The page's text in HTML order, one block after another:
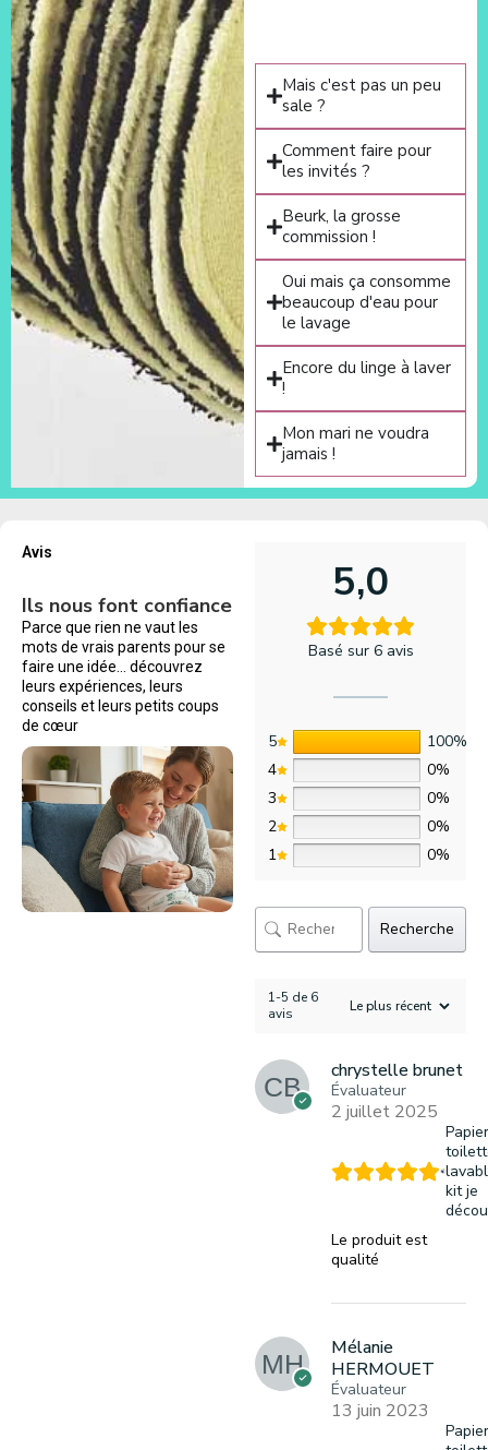
Mais c'est pas un peu
sale ?
Comment faire pour
les invités ?
Beurk, la grosse
commission !
Oui mais ça consomme
beaucoup d'eau pour
le lavage
Encore du linge à laver
!
Mon mari ne voudra
jamais !
Avis
Ils nous font confiance
Parce que rien ne vaut les
mots de vrais parents pour se
faire une idée… découvrez
leurs expériences, leurs
conseils et leurs petits coups
de cœur
5,0
Basé sur 6 avis
5
100%
4
0%
3
0%
2
0%
1
0%
Recherche
1-5 de 6
avis
chrystelle brunet
Évaluateur
2 juillet 2025
Papier
kit je
Le produit est
qualité
Mélanie
HERMOUET
Évaluateur
13 juin 2023
Papier